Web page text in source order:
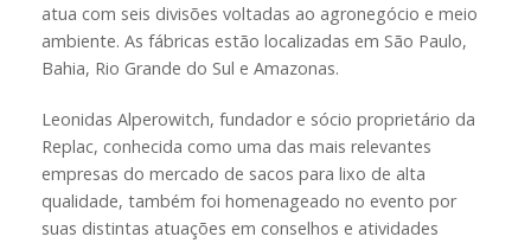
atua com seis divisões voltadas ao agronegócio e meio
ambiente. As fábricas estão localizadas em São Paulo,
Bahia, Rio Grande do Sul e Amazonas.
Leonidas Alperowitch, fundador e sócio proprietário da
Replac, conhecida como uma das mais relevantes
empresas do mercado de sacos para lixo de alta
qualidade, também foi homenageado no evento por
suas distintas atuações em conselhos e atividades